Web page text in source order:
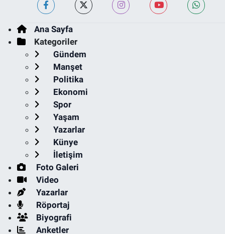
Ana Sayfa
Kategoriler
Gündem
Manşet
Politika
Ekonomi
Spor
Yaşam
Yazarlar
Künye
İletişim
Foto Galeri
Video
Yazarlar
Röportaj
Biyografi
Anketler